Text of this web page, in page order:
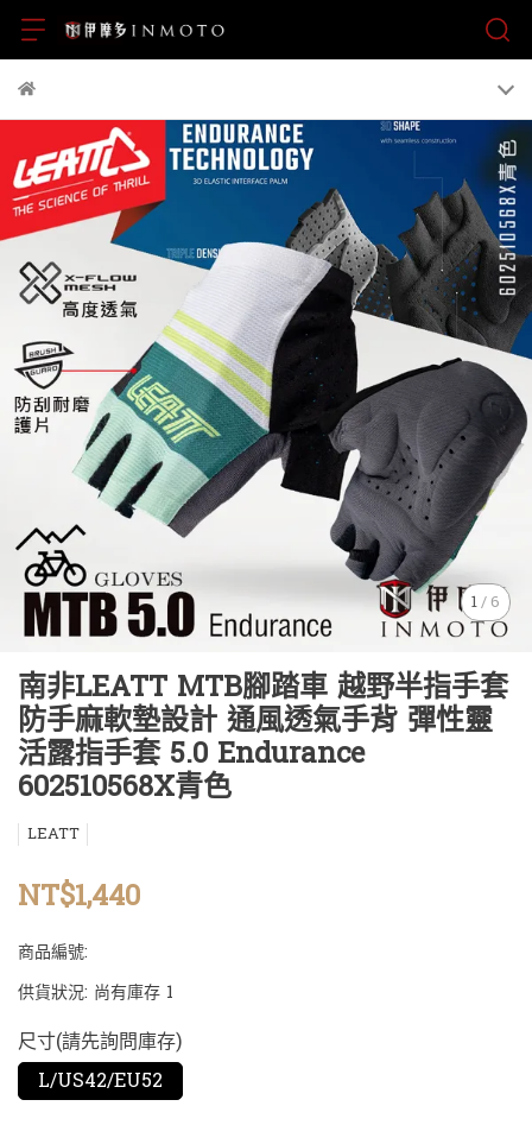
1/6
南非LEATT MTB腳踏車 越野半指手套
防手麻軟墊設計 通風透氣手背 彈性靈
活露指手套 5.0 Endurance
602510568X青色
LEATT
NT$1,440
商品編號:
供貨狀況: 尚有庫存 1
尺寸(請先詢問庫存)
L/US42/EU52